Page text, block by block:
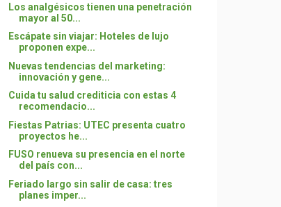
Los analgésicos tienen una penetración
mayor al 50...
Escápate sin viajar: Hoteles de lujo
proponen expe...
Nuevas tendencias del marketing:
innovación y gene...
Cuida tu salud crediticia con estas 4
recomendacio...
Fiestas Patrias: UTEC presenta cuatro
proyectos he...
FUSO renueva su presencia en el norte
del país con...
Feriado largo sin salir de casa: tres
planes imper...